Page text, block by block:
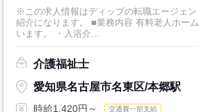
※この求人情報はディップの転職エージェ
紹介になります。 ■業務内容 有料老人ホー
います。 ・入浴介...
介護福祉士
愛知県名古屋市名東区/本郷駅
時給1,420円～ 交通費一部支給